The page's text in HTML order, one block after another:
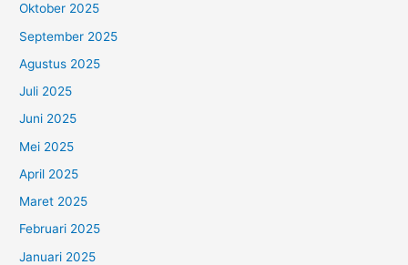
Oktober 2025
September 2025
Agustus 2025
Juli 2025
Juni 2025
Mei 2025
April 2025
Maret 2025
Februari 2025
Januari 2025